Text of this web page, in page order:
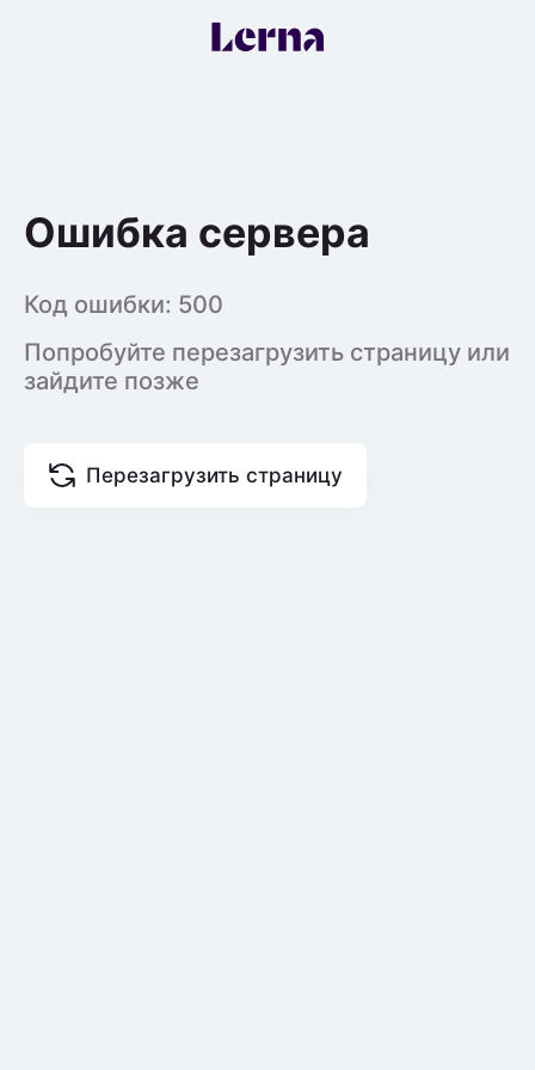
Ошибка сервера
Код ошибки: 500
Попробуйте перезагрузить страницу или
зайдите позже
Перезагрузить страницу